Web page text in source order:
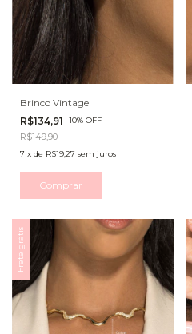
Brinco Vintage
R$134,91 -10% OFF
R$149,90
7 x de R$19,27 sem juros
Comprar
Frete grátis